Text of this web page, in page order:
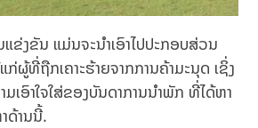
ຂ່ງຂັນ ແມ່ນຈະນໍາເອົາໄປປະກອບສ່ວນ
ກ່ຜູ້ທີ່ຖືກເຄາະຮ້າຍຈາກການຄ້າມະນຸດ ເຊິ່ງ
ມເອົາໃຈໃສ່ຂອງບັນດາການນໍາພັກ ທີ່ໄດ້ຫາ
ດ້ານນີ້.